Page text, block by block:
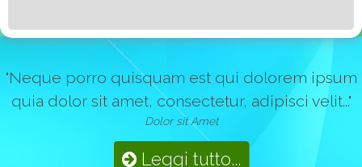
"Neque porro quisquam est qui dolorem ipsum
quia dolor sit amet, consectetur, adipisci velit..."
Dolor sit Amet
Leggi tutto...